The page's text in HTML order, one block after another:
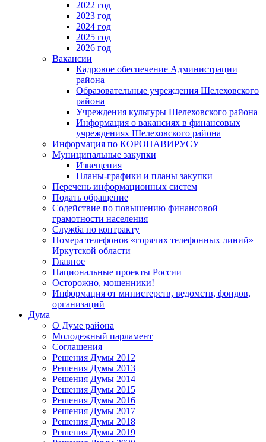
2022 год
2023 год
2024 год
2025 год
2026 год
Вакансии
Кадровое обеспечение Администрации
района
Образовательные учреждения Шелеховского
района
Учреждения культуры Шелеховского района
Информация о вакансиях в финансовых
учреждениях Шелеховского района
Информация по КОРОНАВИРУСУ
Муниципальные закупки
Извещения
Планы-графики и планы закупки
Перечень информационных систем
Подать обращение
Содействие по повышению финансовой
грамотности населения
Служба по контракту
Номера телефонов «горячих телефонных линий»
Иркутской области
Главное
Национальные проекты России
Осторожно, мошенники!
Информация от министерств, ведомств, фондов,
организаций
Дума
О Думе района
Молодежный парламент
Соглашения
Решения Думы 2012
Решения Думы 2013
Решения Думы 2014
Решения Думы 2015
Решения Думы 2016
Решения Думы 2017
Решения Думы 2018
Решения Думы 2019